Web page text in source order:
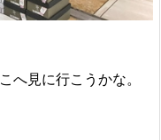
へ見に行こうかな。